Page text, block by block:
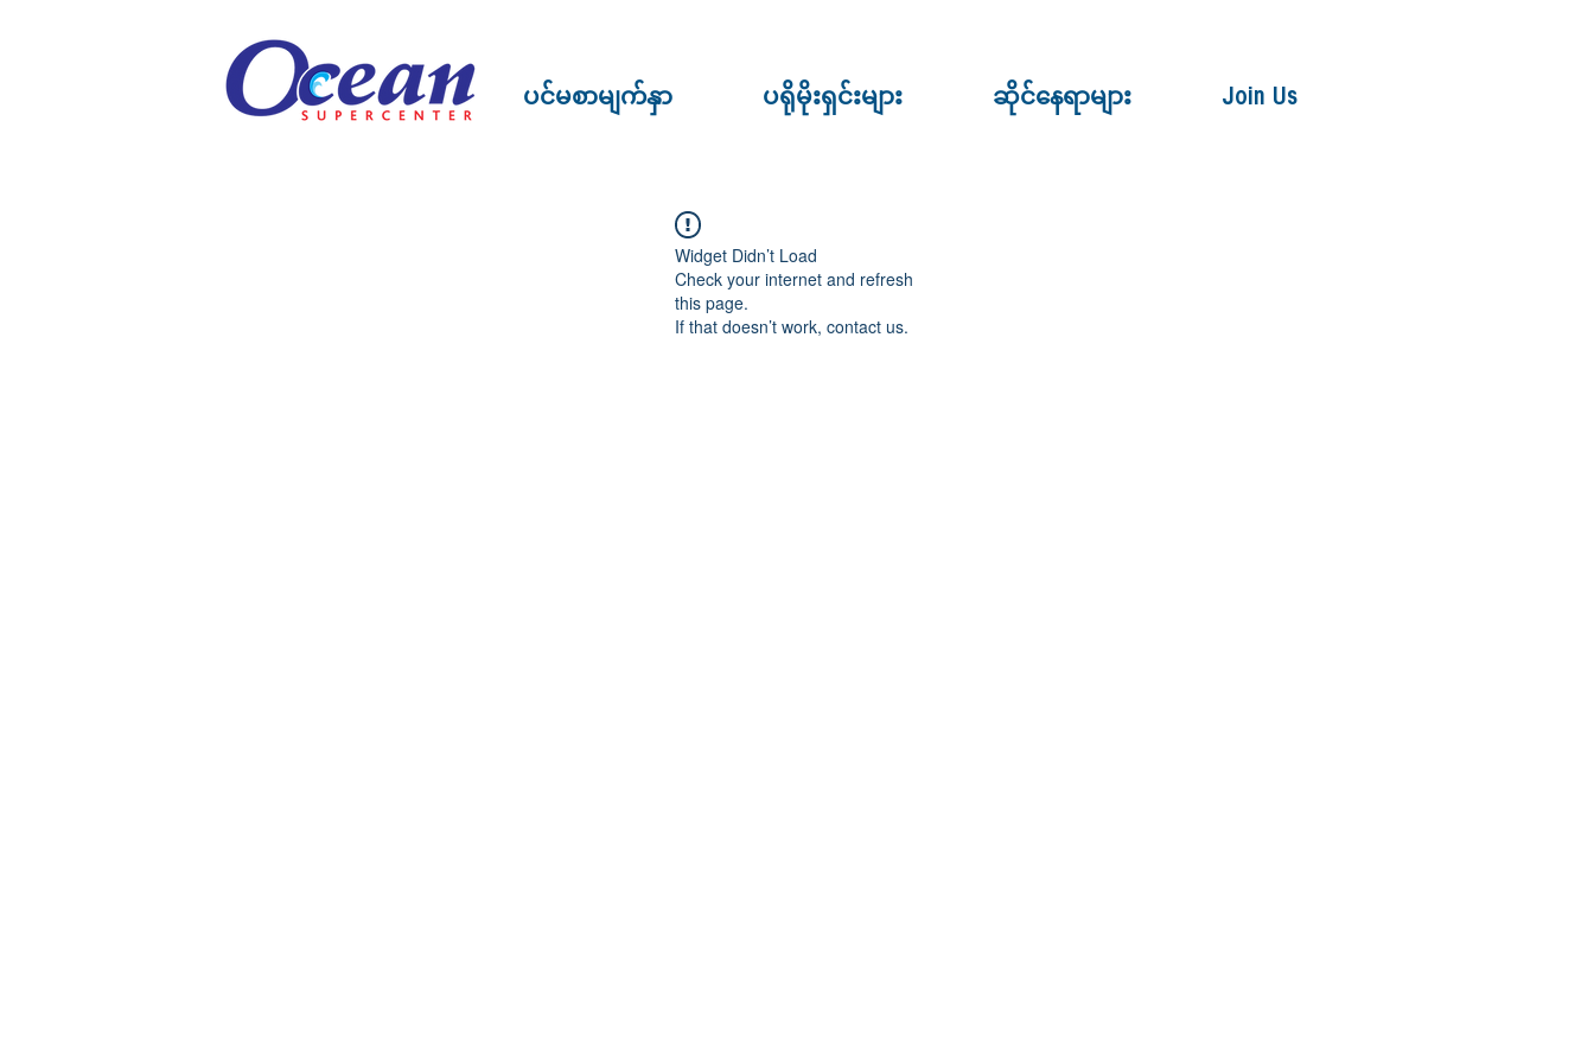
ပင်မစာမျက်နှာ ပရိုမိုးရှင်းများ ဆိုင်နေရာများ Join Us
Widget Didn’t Load
Check your internet and refresh
this page.
If that doesn’t work, contact us.